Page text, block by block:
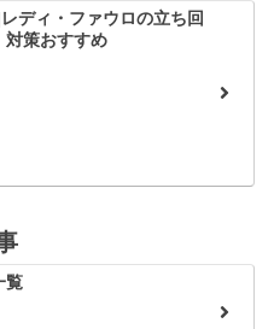
ディ・ファウロの立ち回
対策おすすめ
覧